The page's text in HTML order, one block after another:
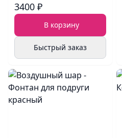
3400 ₽
В корзину
Быстрый заказ